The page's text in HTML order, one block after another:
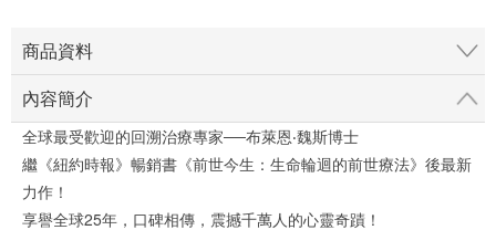
商品資料
內容簡介
全球最受歡迎的回溯治療專家──布萊恩‧魏斯博士
繼《紐約時報》暢銷書《前世今生：生命輪迴的前世療法》後最新
力作！
享譽全球25年，口碑相傳，震撼千萬人的心靈奇蹟！